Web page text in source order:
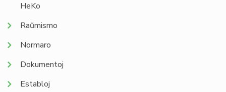
HeKo
Raŭmismo
Normaro
Dokumentoj
Establoj